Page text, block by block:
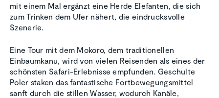
mit einem Mal ergänzt eine Herde Elefanten, die sich
zum Trinken dem Ufer nähert, die eindrucksvolle
Szenerie.
Eine Tour mit dem Mokoro, dem traditionellen
Einbaumkanu, wird von vielen Reisenden als eines der
schönsten Safari-Erlebnisse empfunden. Geschulte
Poler staken das fantastische Fortbewegungsmittel
sanft durch die stillen Wasser, wodurch Kanäle,